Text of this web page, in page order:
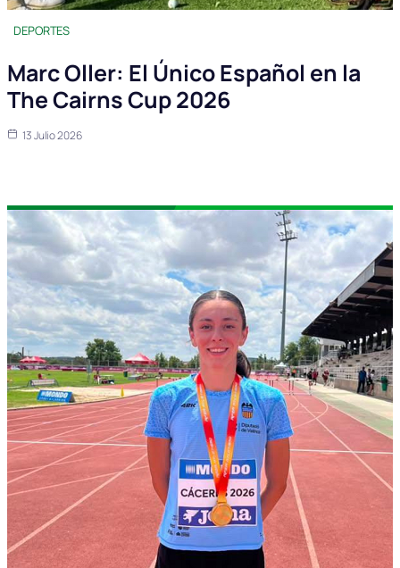
DEPORTES
Marc Oller: El Único Español en la
The Cairns Cup 2026
13 Julio 2026